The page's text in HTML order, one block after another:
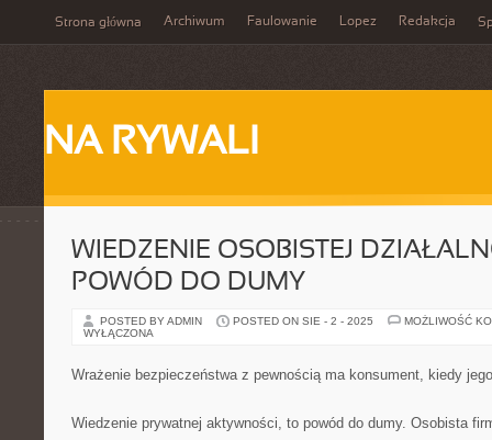
Strona główna Archiwum Faulowanie Lopez Redakcja
NA RYWALI
WIEDZENIE OSOBISTEJ
POWÓD DO DUMY
POSTED BY ADMIN POSTED ON SIE - 2 - 2025
MOŻLIWOŚĆ
WYŁĄCZONA
Wrażenie bezpieczeństwa z pewnością ma konsument, kiedy
Wiedzenie prywatnej aktywności, to powód do dumy. Osobista